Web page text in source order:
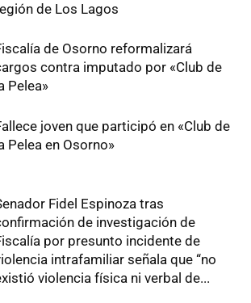
de Los Lagos
de Osorno reformalizará
contra imputado por «Club de
Pelea»
joven que participó en «Club de
Pelea en Osorno»
Fidel Espinoza tras
de investigación de
por presunto incidente de
intrafamiliar señala que “no
violencia física ni verbal de...